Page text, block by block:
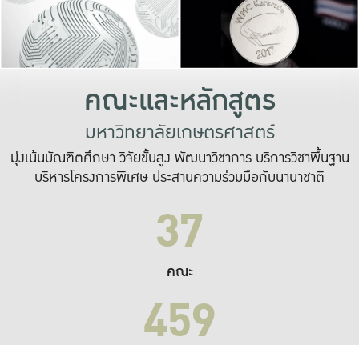
เปลี่ยนแปลง แล
เพื่อทำง
ระบบสารสนเทศ
คณะและหลักสูตร
มหาวิทยาลัยเกษตรศาสตร์
มุ่งเน้นบัณฑิตศึกษา วิจัยขั้นสูง พัฒนาวิชาการ บริการวิชาพื้นฐาน
บริหารโครงการพิเศษ ประสานความร่วมมือกับนานาชาติ
37
คณะ
459